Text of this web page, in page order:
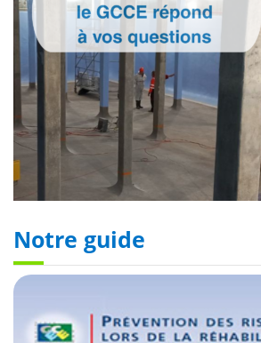
Notre guide